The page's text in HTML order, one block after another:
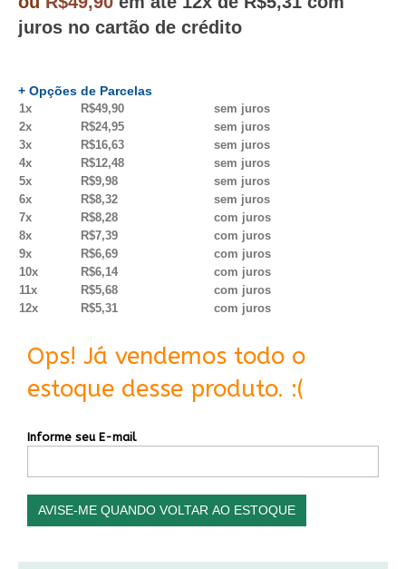
juros no cartão de crédito
+ Opções de Parcelas
1x R$49,90
sem juros
2x
R$24,95
sem juros
3x
R$16,63
sem juros
4x
R$12,48
sem juros
5x
R$9,98
sem juros
6x
R$8,32
sem juros
7x
R$8,28
com juros
8x
R$7,39
com juros
9x
R$6,69
com juros
10x
R$6,14
com juros
11x
R$5,68
com juros
12x
R$5,31 com juros
Ops! Já vendemos todo o
estoque desse produto. :(
Informe seu E-mail
AVISE-ME QUANDO VOLTAR AO ESTOQUE